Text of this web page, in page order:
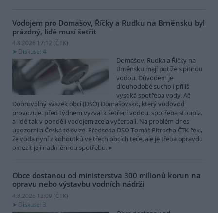
Vodojem pro Domašov, Říčky a Rudku na Brněnsku byl
prázdný, lidé musí šetřit
4.8.2026 17:12 (ČTK)
Diskuse: 4
Domašov, Rudka a Říčky na
Brněnsku mají potíže s pitnou
vodou. Důvodem je
dlouhodobé sucho i příliš
vysoká spotřeba vody. Ač
Dobrovolný svazek obcí (DSO) Domašovsko, který vodovod
provozuje, před týdnem vyzval k šetření vodou, spotřeba stoupla,
a lidé tak v pondělí vodojem zcela vyčerpali. Na problém dnes
upozornila Česká televize. Předseda DSO Tomáš Pitrocha ČTK řekl,
že voda nyní z kohoutků ve třech obcích teče, ale je třeba opravdu
omezit její nadměrnou spotřebu.
Obce dostanou od ministerstva 300 milionů korun na
opravu nebo výstavbu vodních nádrží
4.8.2026 13:09 (ČTK)
Diskuse: 3